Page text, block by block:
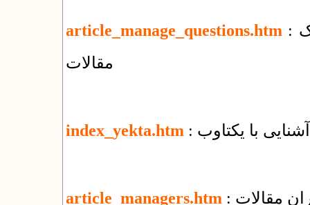
article_manage_questions.htm : پرسش‌های بنیادی درباره‌ی مدیریت الکترونیک
مقالات
index_yekta.htm : آشنایی با یکتاوب
article_managers.htm مقالات